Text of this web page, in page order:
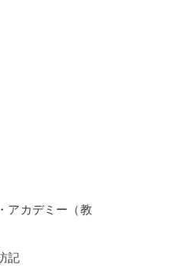
アカデミー（教
記